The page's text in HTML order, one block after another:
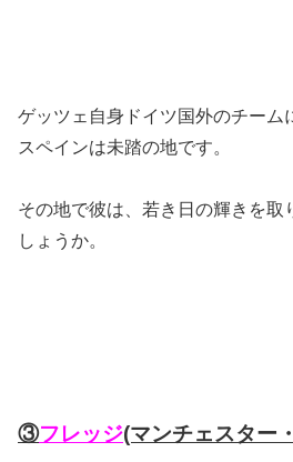
ゲッツェ自身ドイツ国外のチーム
スペインは未踏の地です。
その地で彼は、若き日の輝きを取
しょうか。
③フレッジ(マンチェスター